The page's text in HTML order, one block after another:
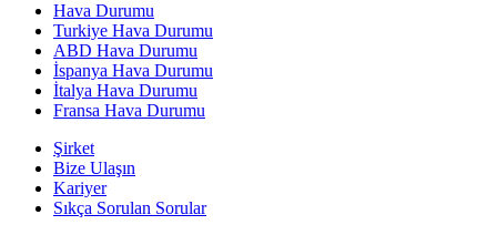
Hava Durumu
Turkiye Hava Durumu
ABD Hava Durumu
İspanya Hava Durumu
İtalya Hava Durumu
Fransa Hava Durumu
Şirket
Bize Ulaşın
Kariyer
Sıkça Sorulan Sorular